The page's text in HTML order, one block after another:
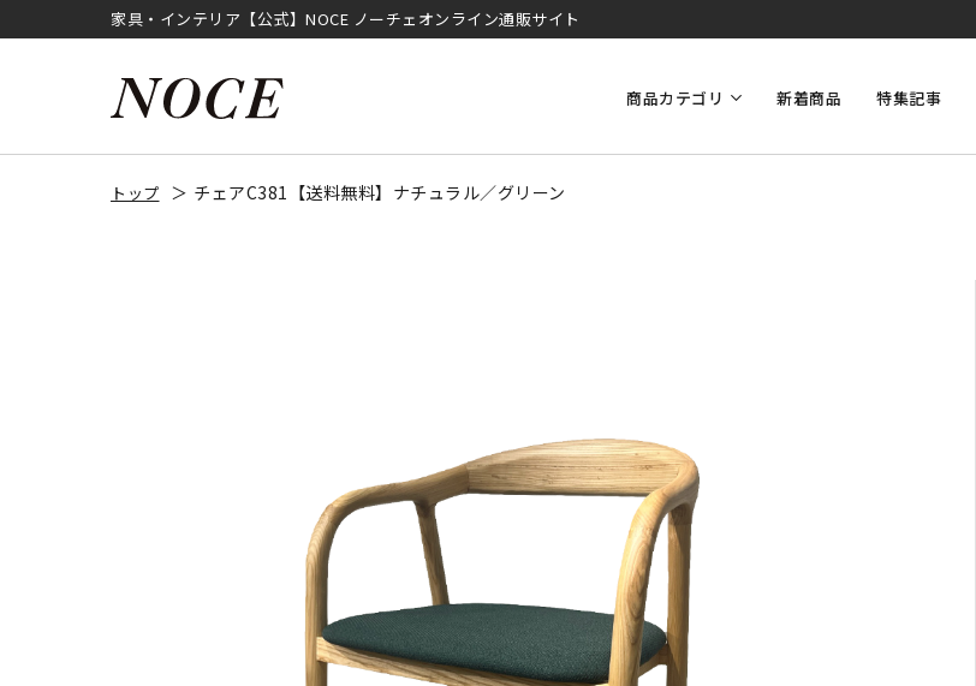
家具・インテリア【公式】NOCE ノーチェオンライン通販サイト
商品カテゴリ 新着商品 特集記事
トップ チェアC381【送料無料】ナチュラル／グリーン